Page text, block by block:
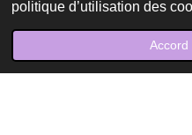
politique d’utilisation des
Accord
Créé avec